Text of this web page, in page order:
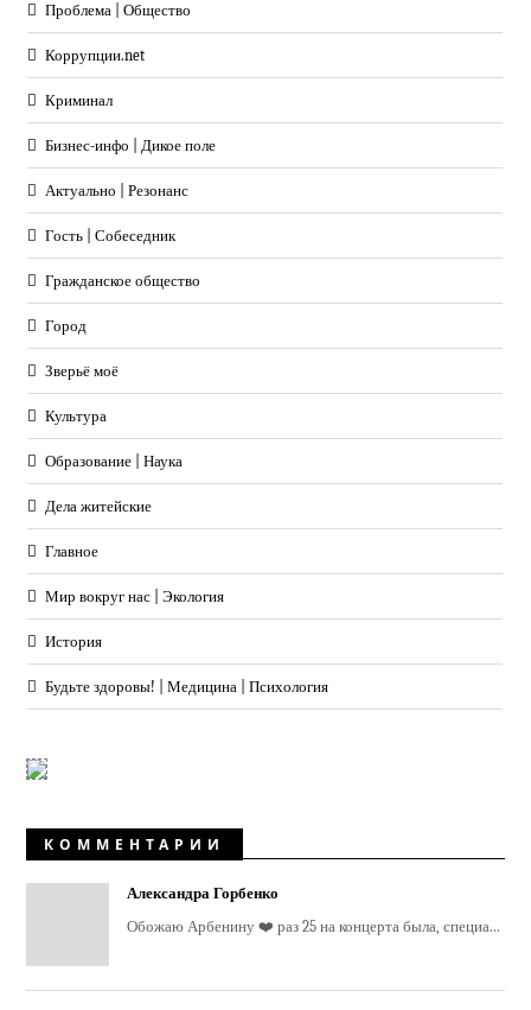
Проблема | Общество
Коррупции.net
Криминал
Бизнес-инфо | Дикое поле
Актуально | Резонанс
Гость | Собеседник
Гражданское общество
Город
Зверьё моё
Культура
Образование | Наука
Дела житейские
Главное
Мир вокруг нас | Экология
История
Будьте здоровы! | Медицина | Психология
КОММЕНТАРИИ
Александра Горбенко
Обожаю Арбенину ❤️ раз 25 на концерта была, специа...